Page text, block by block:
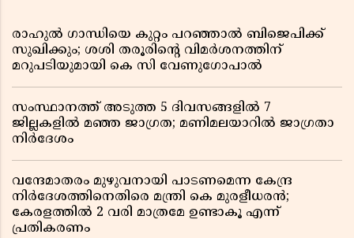
രാഹുൽ ഗാന്ധിയെ കുറ്റം പറഞ്ഞാൽ ബിജെപിക്ക്
സുഖിക്കും; ശശി തരൂരിന്റെ വിമർശനത്തിന്
മറുപടിയുമായി കെ സി വേണുഗോപാൽ
സംസ്ഥാനത്ത് അടുത്ത 5 ദിവസങ്ങളിൽ 7
ജില്ലകളിൽ മഞ്ഞ ജാഗ്രത; മണിമലയാറിൽ ജാഗ്രതാ
നിർദേശം
വന്ദേമാതരം മുഴുവനായി പാടണമെന്ന കേന്ദ്ര
നിർദേശത്തിനെതിരെ മന്ത്രി കെ മുരളീധരൻ;
കേരളത്തിൽ 2 വരി മാത്രമേ ഉണ്ടാകൂ എന്ന്
പ്രതികരണം